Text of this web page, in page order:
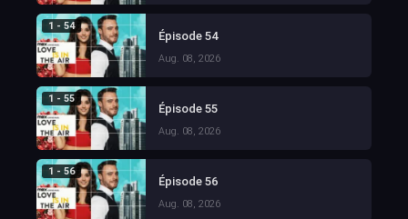
1 - 54
Épisode 54
Aug. 08, 2026
1 - 55
Épisode 55
Aug. 08, 2026
1 - 56
Épisode 56
Aug. 08, 2026